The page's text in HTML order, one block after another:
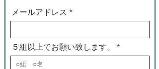
メールアドレス
５組以上でお願い致します。